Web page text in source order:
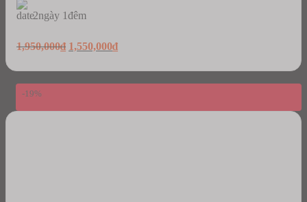
2ngày 1đêm
1,950,000₫ Original
was:
1,950,000₫.
1,550,000₫Current
is:
1,550,000₫.
-19%